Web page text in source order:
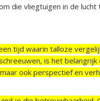
die vliegtuigen in de lucht
tijd waarin talloze
is het
ook perspectief en